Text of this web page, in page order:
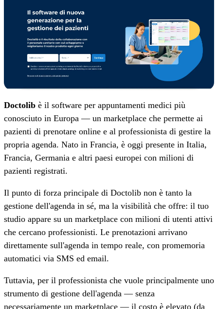
Doctolib è il software per appuntamenti medici più
conosciuto in Europa — un marketplace che permette ai
pazienti di prenotare online e al professionista di gestire la
propria agenda. Nato in Francia, è oggi presente in Italia,
Francia, Germania e altri paesi europei con milioni di
pazienti registrati.
Il punto di forza principale di Doctolib non è tanto la
gestione dell'agenda in sé, ma la visibilità che offre: il tuo
studio appare su un marketplace con milioni di utenti attivi
che cercano professionisti. Le prenotazioni arrivano
direttamente sull'agenda in tempo reale, con promemoria
automatici via SMS ed email.
Tuttavia, per il professionista che vuole principalmente uno
strumento di gestione dell'agenda — senza
necessariamente un marketplace — il costo è elevato (da